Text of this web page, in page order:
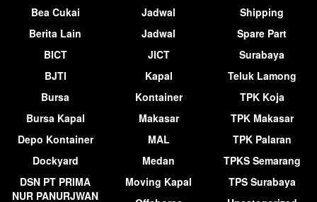
Bea Cukai
Berita Lain
BICT
BJTI
Bursa
Bursa Kapal
Depo Kontainer
Dockyard
DSN PT PRIMA
NUR PANURJWAN
Jadwal
Jadwal
JICT
Kapal
Kontainer
Makasar
MAL
Medan
Moving Kapal
Shipping
Spare Part
Surabaya
Teluk Lamong
TPK Koja
TPK Makasar
TPK Palaran
TPKS Semarang
TPS Surabaya